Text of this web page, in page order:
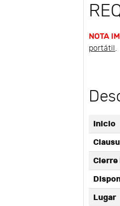
NOTA
portátil.
Inicio
Lugar